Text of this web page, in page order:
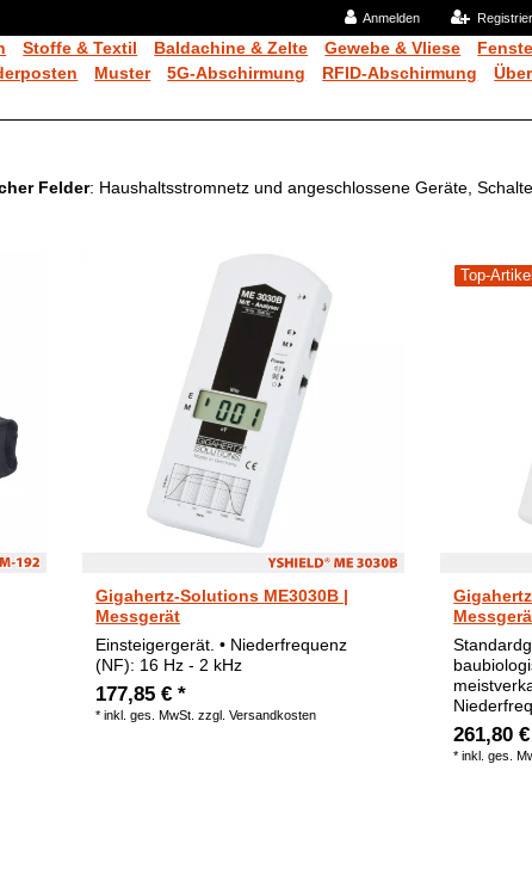
Anmelden
Stoffe & Textil Baldachine & Zelte Gewebe & Vliese
Muster 5G-Abschirmung RFID-Abschirmung
Felder: Haushaltsstromnetz und angeschlossene Geräte,
Gigahertz-Solutions ME3030B |
Messgerät
Einsteigergerät. • Niederfrequenz
(NF): 16 Hz - 2 kHz
177,85 € *
*inkl. ges. MwSt. zzgl.Versandkosten
Top-Artikel
261,80
*inkl. ges.